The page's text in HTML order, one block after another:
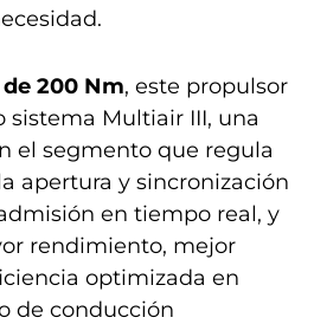
200 Nm, este propulsor
sistema Multiair III, una
el segmento que regula
apertura y sincronización
en tiempo real, y
rendimiento, mejor
optimizada en
de conducción